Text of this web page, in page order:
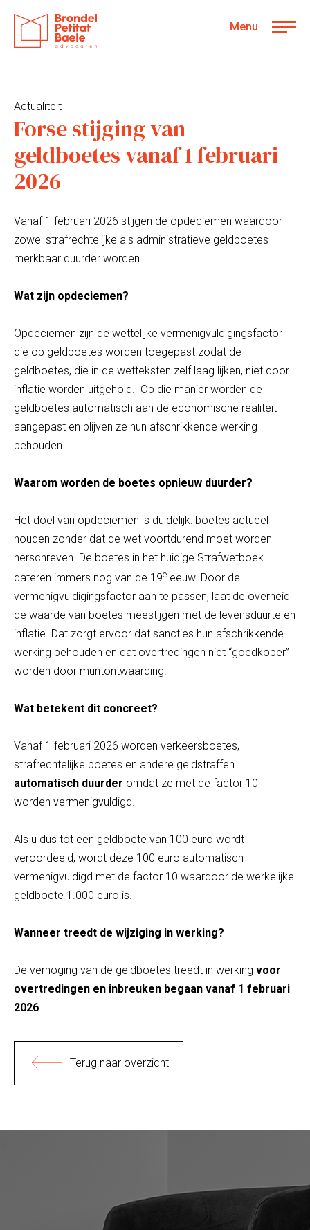
Menu
Actualiteit
Forse stijging van
geldboetes vanaf 1 februari
2026
Vanaf 1 februari 2026 stijgen de opdeciemen waardoor
zowel strafrechtelijke als administratieve geldboetes
merkbaar duurder worden.
Wat zijn opdeciemen?
Opdeciemen zijn de wettelijke vermenigvuldigingsfactor
die op geldboetes worden toegepast zodat de
geldboetes, die in de wetteksten zelf laag lijken, niet door
inflatie worden uitgehold. Op die manier worden de
geldboetes automatisch aan de economische realiteit
aangepast en blijven ze hun afschrikkende werking
behouden.
Waarom worden de boetes opnieuw duurder?
Het doel van opdeciemen is duidelijk: boetes actueel
houden zonder dat de wet voortdurend moet worden
herschreven. De boetes in het huidige Strafwetboek
dateren immers nog van de 19e eeuw. Door de
vermenigvuldigingsfactor aan te passen, laat de overheid
de waarde van boetes meestijgen met de levensduurte en
inflatie. Dat zorgt ervoor dat sancties hun afschrikkende
werking behouden en dat overtredingen niet “goedkoper”
worden door muntontwaarding.
Wat betekent dit concreet?
Vanaf 1 februari 2026 worden verkeersboetes,
strafrechtelijke boetes en andere geldstraffen
automatisch duurder omdat ze met de factor 10
worden vermenigvuldigd.
Als u dus tot een geldboete van 100 euro wordt
veroordeeld, wordt deze 100 euro automatisch
vermenigvuldigd met de factor 10 waardoor de werkelijke
geldboete 1.000 euro is.
Wanneer treedt de wijziging in werking?
De verhoging van de geldboetes treedt in werking voor
overtredingen en inbreuken begaan vanaf 1 februari
2026.
Terug naar overzicht